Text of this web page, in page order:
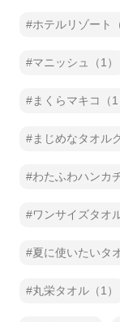
ホテルリゾート
マニッシュ（1）
まくらマキコ（1
まじめなタオル
わたふわハンカ
ワンサイズタオ
夏に使いたいタ
丸栄タオル（1）